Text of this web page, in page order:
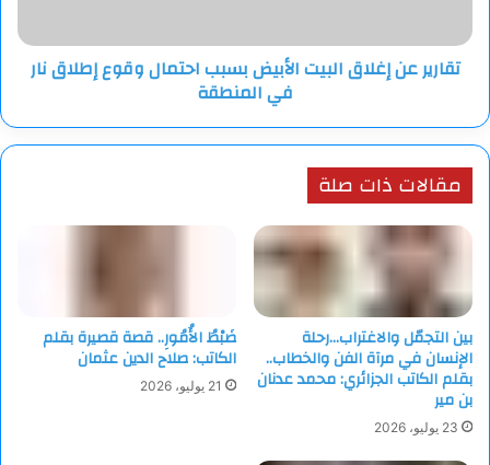
إطلاق
نارتقارير عن إغلاق البيت الأبيض بسبب احتمال وقوع إطلاق نار
في المنطقة
مقالات ذات صلة
بين التجمّل والاغتراب…رحلة
الإنسان في مرآة الفن والخطاب..
بقلم الكاتب الجزائري: محمد عدنان
بن مير
23 يوليو، 2026
ضَبْطُ الأُمُورِ.. قصة قصيرة بقلم
الكاتب: صلاح الدين عثمان
21 يوليو، 2026